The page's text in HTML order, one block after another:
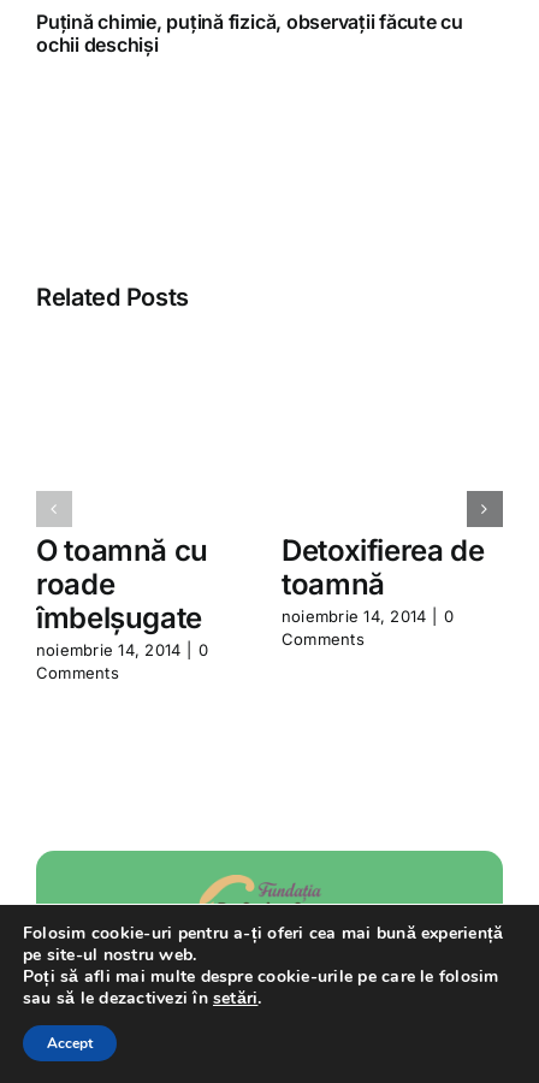
Puțină chimie, puțină fizică, observații făcute cu
ochii deschiși
Related Posts
O toamnă cu
roade
îmbelșugate
noiembrie 14, 2014
0
Comments
Detoxifierea de
toamnă
noiembrie 14, 2014
0
Comments
Sprijinul acordat Fundației noastre pentru
Folosim cookie-uri pentru a-ți oferi cea mai bună experiență
pe site-ul nostru web.
Poți să afli mai multe despre cookie-urile pe care le folosim
sau să le dezactivezi în setări.
Accept